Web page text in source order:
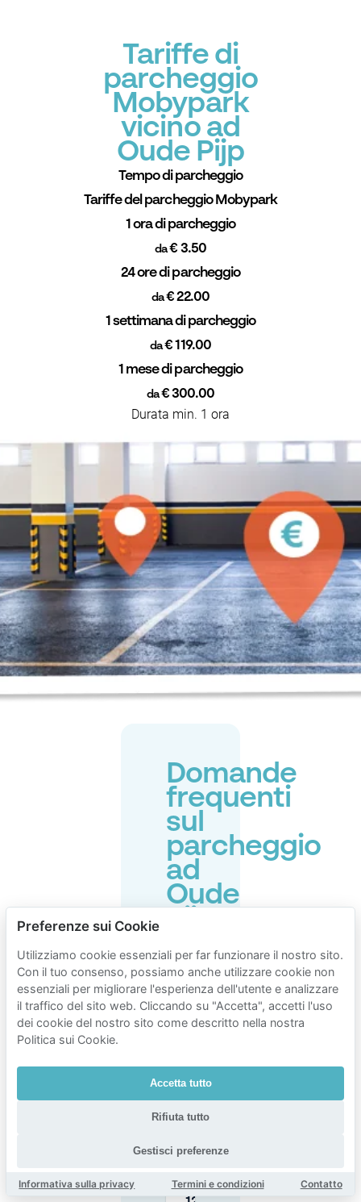
Tariffe di
parcheggio
Mobypark
vicino ad
Oude Pijp
Tempo di parcheggio
Tariffe del parcheggio Mobypark
1 ora di parcheggio
da€ 3.50
24 ore di parcheggio
da€ 22.00
1 settimana di parcheggio
da€ 119.00
1 mese di parcheggio
da€ 300.00
Durata min. 1 ora
Domande
frequenti
sul
parcheggio
ad
Oude
Quali sono
gli orari e le
tariffe del
parcheggio
parcheggio
Oude Pijp
prima delle
Preferenze sui Cookie
Utilizziamo cookie essenziali per far funzionare il nostro sito.
Con il tuo consenso, possiamo anche utilizzare cookie non
essenziali per migliorare l'esperienza dell'utente e analizzare
il traffico del sito web. Cliccando su "Accetta", accetti l'uso
dei cookie del nostro sito come descritto nella nostra
Politica sui Cookie.
Accetta tutto
Rifiuta tutto
Gestisci preferenze
Informativa sulla privacy Termini e condizioni Contatto